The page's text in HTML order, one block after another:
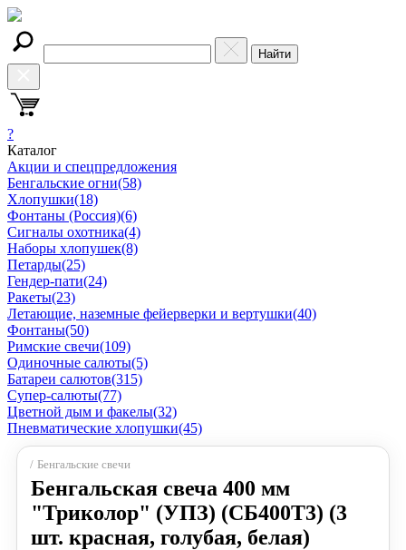
Найти
?
Каталог
Акции и спецпредложения
Бенгальские огни(58)
Хлопушки(18)
Фонтаны (Россия)(6)
Сигналы охотника(4)
Наборы хлопушек(8)
Петарды(25)
Гендер-пати(24)
Ракеты(23)
Летающие, наземные фейерверки и вертушки(40)
Фонтаны(50)
Римские свечи(109)
Одиночные салюты(5)
Батареи салютов(315)
Супер-салюты(77)
Цветной дым и факелы(32)
Пневматические хлопушки(45)
Бенгальские свечи
Бенгальская свеча 400 мм
"Триколор" (УПЗ) (СБ400Т3) (3
шт. красная, голубая, белая)